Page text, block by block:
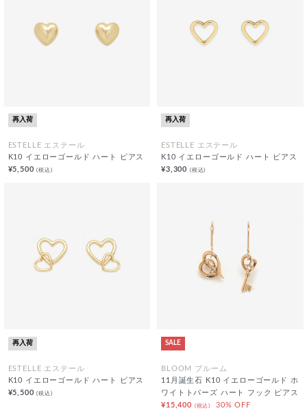
再入荷
ESTELLE エステール
K10 イエローゴールド ハート ピアス
¥5,500(税込)
再入荷
ESTELLE エステール
K10 イエローゴールド ハート ピアス
¥3,300 (税込)
再入荷
ESTELLE エステール
K10 イエローゴールド ハート ピアス
¥5,500(税込)
SALE
BLOOM ブルーム
11月誕生石 K10 イエローゴールド ホ
ワイトトパーズ ハート フック ピアス
¥15,400 (税込) 30% OFF